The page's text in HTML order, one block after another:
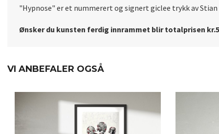
"Hypnose" er et nummerert og signert giclee trykk av Stian
Ønsker du kunsten ferdig innrammet blir totalprisen
VI ANBEFALER OGSÅ